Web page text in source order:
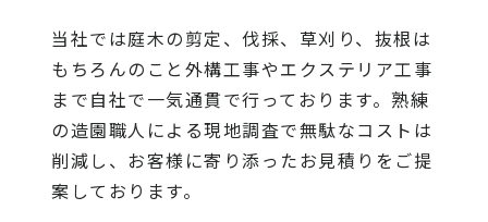
当社では庭木の剪定、伐採、草刈り、抜根は
もちろんのこと外構工事やエクステリア工事
まで自社で一気通貫で行っております。熟練
の造園職人による現地調査で無駄なコストは
削減し、お客様に寄り添ったお見積りをご提
案しております。